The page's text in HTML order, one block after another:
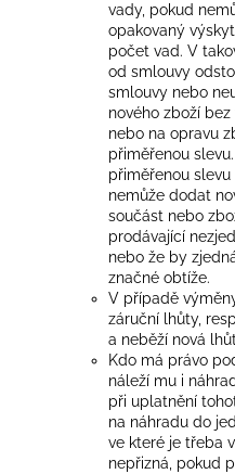
vady, pokud
opakovaný
počet vad. V
od smlouvy
smlouvy nebo
nového zboží
nebo na opravu
přiměřenou
přiměřenou
nemůže dodat
součást nebo
prodávající
nebo že by
značné obtíže.
V případě
záruční lhůty,
a neběží nová
Kdo má právo
náleží mu i
při uplatnění
na náhradu do
ve které je třeba
nepřizná, pokud